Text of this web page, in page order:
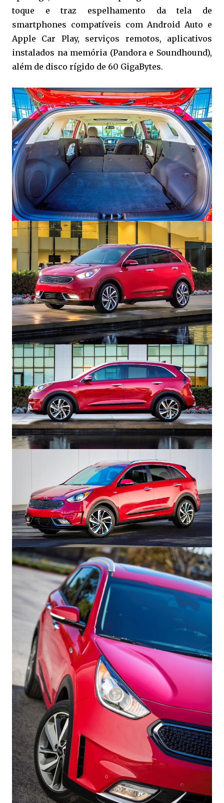
toque e traz espelhamento da tela de
smartphones compatíveis com Android Auto e
Apple Car Play, serviços remotos, aplicativos
instalados na memória (Pandora e Soundhound),
além de disco rígido de 60 GigaBytes.